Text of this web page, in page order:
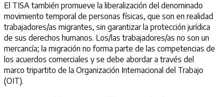
El TISA también promueve la liberalización del denominado
movimiento temporal de personas físicas, que son en realidad
trabajadores/as migrantes, sin garantizar la protección jurídica
de sus derechos humanos. Los/las trabajadores/as no son un
mercancía; la migración no forma parte de las competencias de
los acuerdos comerciales y se debe abordar a través del
marco tripartito de la Organización Internacional del Trabajo
(OIT).